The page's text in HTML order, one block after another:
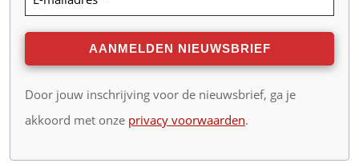
Door jouw inschrijving voor de nieuwsbrief, ga je
akkoord met onze privacy voorwaarden.